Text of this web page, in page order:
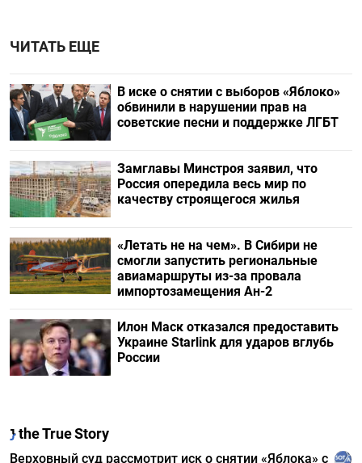
ЧИТАТЬ ЕЩЕ
В иске о снятии с выборов «Яблоко»
обвинили в нарушении прав на
советские песни и поддержке ЛГБТ
Замглавы Минстроя заявил, что
Россия опередила весь мир по
качеству строящегося жилья
«Летать не на чем». В Сибири не
смогли запустить региональные
авиамаршруты из-за провала
импортозамещения Ан-2
Илон Маск отказался предоставить
Украине Starlink для ударов вглубь
России